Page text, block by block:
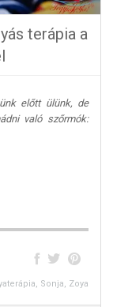
szemével
terápia a
előtt ülünk, de
való szőrmók:
Sonja, Zoya